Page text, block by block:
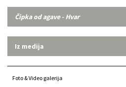
Čipka od agave - Hvar
Iz medija
Foto & Video galerija